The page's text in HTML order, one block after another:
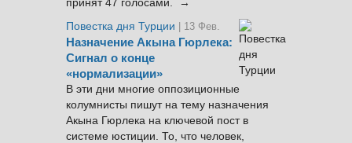
принят 47 голосами. →
Повестка дня Турции
| 13 Фев.
Назначение Акына Гюрлека:
Сигнал о конце
«нормализации»
В эти дни многие оппозиционные
колумнисты пишут на тему назначения
Акына Гюрлека на ключевой пост в
системе юстиции. То, что человек,